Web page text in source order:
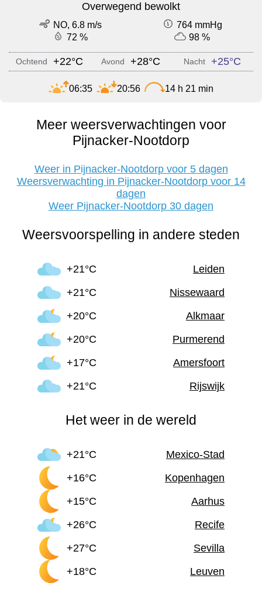
Overwegend bewolkt
NO, 6.8 m/s
764 mmHg
72 %
98 %
Ochtend +22°C Avond +28°C Nacht +25°C
06:35 20:56 14 h 21 min
Meer weersverwachtingen voor
Pijnacker-Nootdorp
Weer in Pijnacker-Nootdorp voor 5 dagen
Weersverwachting in Pijnacker-Nootdorp voor 14
dagen
Weer Pijnacker-Nootdorp 30 dagen
Weersvoorspelling in andere steden
+21°C
Leiden
+21°C
Nissewaard
+20°C
Alkmaar
+20°C
Purmerend
+17°C
Amersfoort
+21°C
Rijswijk
Het weer in de wereld
+21°C
Mexico-Stad
+16°C
Kopenhagen
+15°C
Aarhus
+26°C
Recife
+27°C
Sevilla
+18°C
Leuven